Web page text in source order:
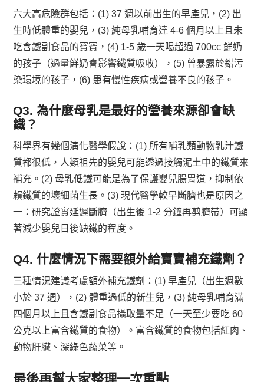
六大高危險群包括：(1) 37 週以前出生的早產兒，(2) 出
生時低體重的嬰兒，(3) 純母乳哺育達 4-6 個月以上且未
吃含鐵副食品的寶寶，(4) 1-5 歲一天喝超過 700cc 鮮奶
的孩子（過量鮮奶會影響鐵質吸收），(5) 曾暴露於鉛污
染環境的孩子，(6) 患有慢性疾病或營養不良的孩子。
Q3. 為什麼母乳是最好的營養來源卻會缺
鐵？
科學界有幾個演化醫學假說：(1) 所有哺乳類動物乳汁鐵
質都很低，人類祖先的嬰兒可能透過接觸泥土中的鐵質來
補充。(2) 母乳低鐵可能是為了保護嬰兒腸胃道，抑制依
賴鐵質的壞細菌生長。(3) 現代醫學較早斷臍也是原因之
一：研究證實延遲斷臍（出生後 1-2 分鐘再剪臍帶）可顯
著減少嬰兒日後缺鐵的程度。
Q4. 什麼情況下需要額外給寶寶補充鐵劑？
三種情況建議考慮額外補充鐵劑：(1) 早產兒（出生週數
小於 37 週），(2) 體重過低的新生兒，(3) 純母乳哺育滿
四個月以上且含鐵副食品攝取量不足（一天至少要吃 60
公克以上富含鐵質的食物）。富含鐵質的食物包括紅肉、
動物肝臟、深綠色蔬菜等。